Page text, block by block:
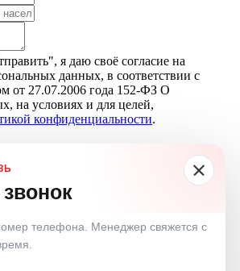
я даю своё согласие на
данных, в соответствии с
от 27.07.2006 года 152-ФЗ О
на условиях и для целей,
конфиденциальности.
телефона. Менеджер свяжется с